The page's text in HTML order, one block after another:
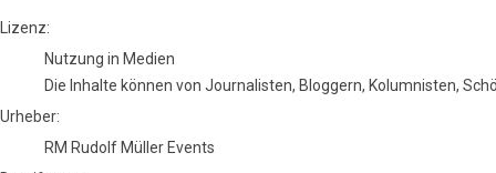
RM Rudolf Müller Events
Lizenz:
Nutzung in Medien
Die Inhalte können von Journalisten, Bloggern, Kolumnisten,
Urheber:
RM Rudolf Müller Events